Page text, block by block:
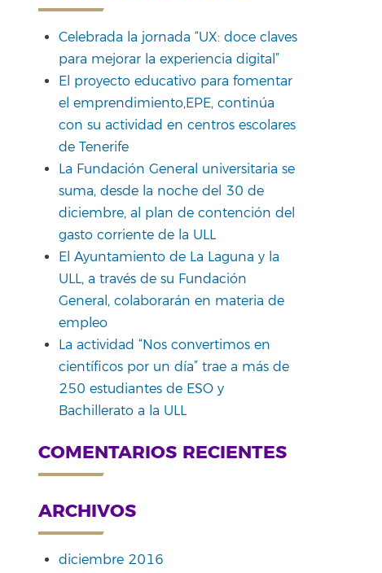
Celebrada la jornada “UX: doce claves
para mejorar la experiencia digital”
El proyecto educativo para fomentar
el emprendimiento,EPE, continúa
con su actividad en centros escolares
de Tenerife
La Fundación General universitaria se
suma, desde la noche del 30 de
diciembre, al plan de contención del
gasto corriente de la ULL
El Ayuntamiento de La Laguna y la
ULL, a través de su Fundación
General, colaborarán en materia de
empleo
La actividad “Nos convertimos en
científicos por un día” trae a más de
250 estudiantes de ESO y
Bachillerato a la ULL
COMENTARIOS RECIENTES
ARCHIVOS
diciembre 2016